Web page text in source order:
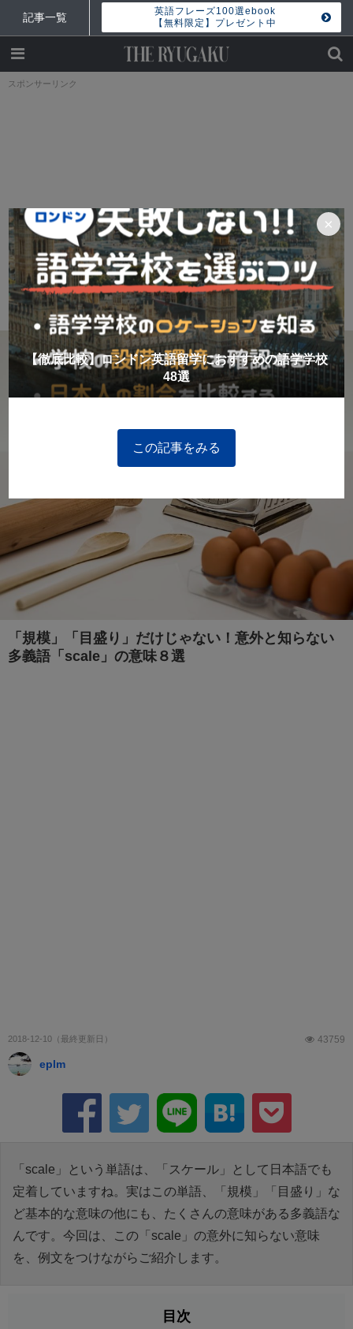
記事一覧
英語フレーズ100選ebook
【無料限定】プレゼント中
スポンサーリンク
「規模」「目盛り」だけじゃない！意外と知らない
多義語「scale」の意味８選
2018-12-10 43759
eplm
「scale」という単語は、「スケール」として日本語でも
定着していますね。実はこの単語、「規模」「目盛り」な
ど基本的な意味の他にも、たくさんの意味がある多義語な
んです。今回は、この「scale」の意外に知らない意味
を、例文をつけながらご紹介します。
目次
×
【徹底比較】ロンドン英語留学におすすめの語学学校
48選
この記事をみる